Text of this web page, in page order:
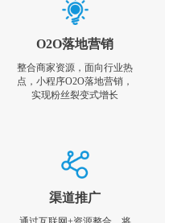
O2O落地营销
整合商家资源，面向行业热
点，小程序O2O落地营销，
实现粉丝裂变式增长
渠道推广